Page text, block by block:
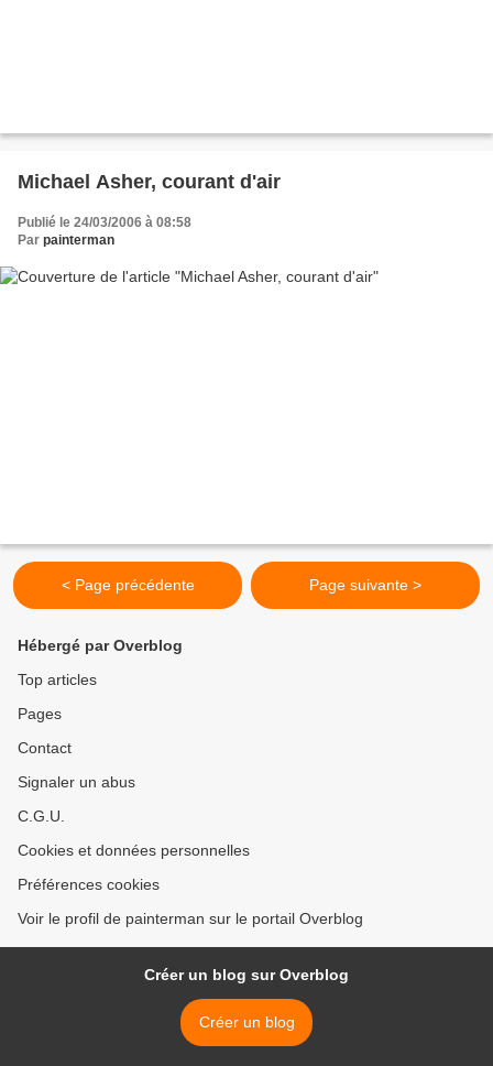
Michael Asher, courant d'air
Publié le 24/03/2006 à 08:58
Par painterman
< Page précédente Page suivante >
Hébergé par Overblog
Top articles
Pages
Contact
Signaler un abus
C.G.U.
Cookies et données personnelles
Préférences cookies
Voir le profil de painterman sur le portail Overblog
Créer un blog sur Overblog
Créer un blog